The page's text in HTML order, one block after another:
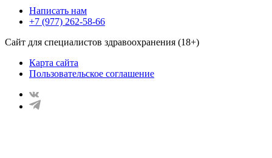
Написать нам
+7 (977) 262-58-66
Сайт для специалистов здравоохранения (18+)
Карта сайта
Пользовательское соглашение